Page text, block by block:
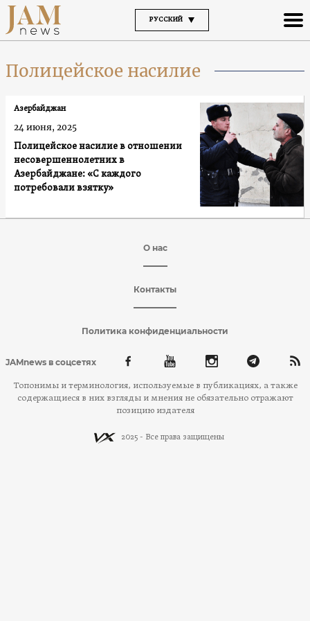
РУССКИЙ
Полицейское насилие
Полицейское насилие в отношении
несовершеннолетних в
Азербайджане: «С каждого
потребовали взятку»
Азербайджан
24 июня, 2025
О нас
Контакты
Политика конфиденциальности
JAMnews в соцсетях
Топонимы и терминология, используемые в публикациях, а также
содержащиеся в них взгляды и мнения не обязательно отражают
позицию издателя
2025 - Все права защищены